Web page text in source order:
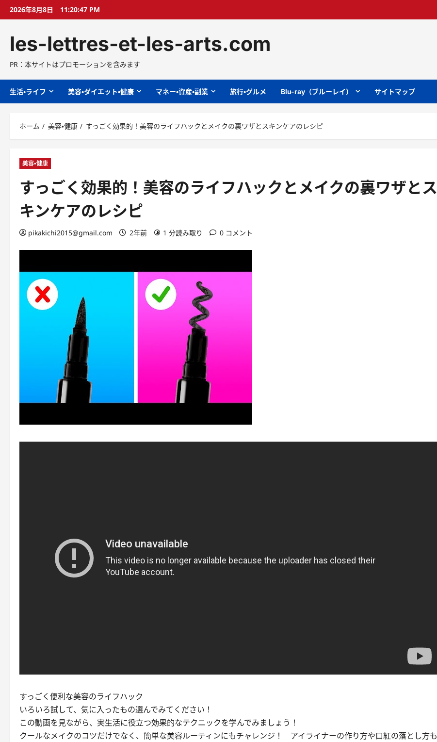
プ
2026年8月8日 11:20:48 PM
les-lettres-et-les-arts.com
PR：本サイトはプロモーションを含みます
生活・ライフ 美容・ダイエット・健康 マネー・資産・副業 旅行・グルメ Blu-ray（ブルーレイ） サイトマップ
ホーム 美容・健康 すっごく効果的！美容のライフハックとメイクの裏ワザとスキンケアのレシピ
美容・健康
すっごく効果的！美容のライフハックとメイクの裏ワザとス
キンケアのレシピ
pikakichi2015@gmail.com 2年前 1 分読み取り 0 コメント
すっごく便利な美容のライフハック
いろいろ試して、気に入ったもの選んでみてください！
この動画を見ながら、実生活に役立つ効果的なテクニックを学んでみましょう！
クールなメイクのコツだけでなく、簡単な美容ルーティンにもチャレンジ！ アイライナーの作り方や口紅の落とし方も